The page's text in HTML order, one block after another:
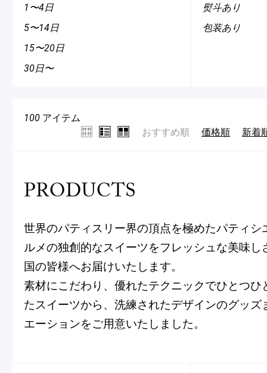
フルーツとヨーグルトのマカ
ロン
「ヴルーテ」販売のお知らせ
＜麻布台ヒ
催事出店の
1〜4日
5〜14日
15〜20日
30日〜
熨斗あり
包装あり
100 アイテム
おすすめ順
価格順 新着
PRODUCTS
世界のパティスリー界の頂点を極めたパティシ
ルメの独創的なスイーツをフレッシュな美味し
国の皆様へお届けいたします。
素材にこだわり、優れたテクニックでひとつひ
たスイーツから、洗練されたデザインのグッズ
エーションをご用意いたしました。